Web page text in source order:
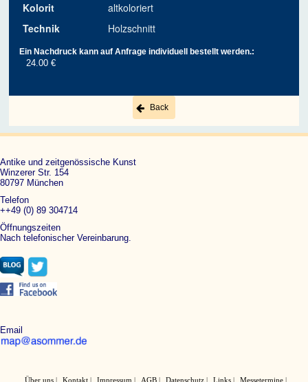
Kolorit
altkoloriert
Technik
Holzschnitt
Ein Nachdruck kann auf Anfrage individuell bestellt werden.:
24.00 €
Back
Antike und zeitgenössische Kunst
Winzerer Str. 154
80797 München
Telefon
++49 (0) 89 304714
Öffnungszeiten
Nach telefonischer Vereinbarung.
Email
Über uns Kontakt Impressum AGB Datenschutz Links Messetermine